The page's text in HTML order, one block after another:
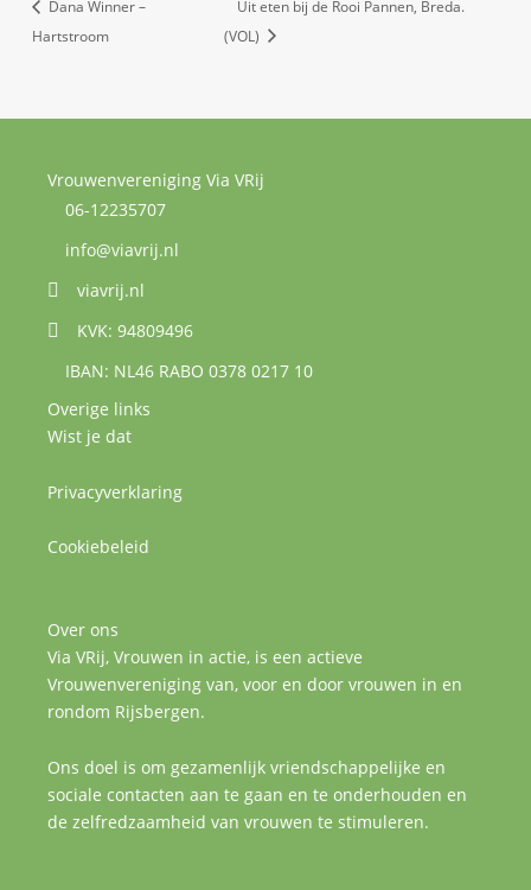
Dana Winner –
Hartstroom
Uit eten bij de Rooi Pannen, Breda.
(VOL)
Vrouwenvereniging Via VRij
06-12235707
info@viavrij.nl
viavrij.nl
KVK: 94809496
IBAN: NL46 RABO 0378 0217 10
Overige links
Wist je dat
Privacyverklaring
Cookiebeleid
Over ons
Via VRij, Vrouwen in actie, is een actieve
Vrouwenvereniging van, voor en door vrouwen in en
rondom Rijsbergen.
Ons doel is om gezamenlijk vriendschappelijke en
sociale contacten aan te gaan en te onderhouden en
de zelfredzaamheid van vrouwen te stimuleren.